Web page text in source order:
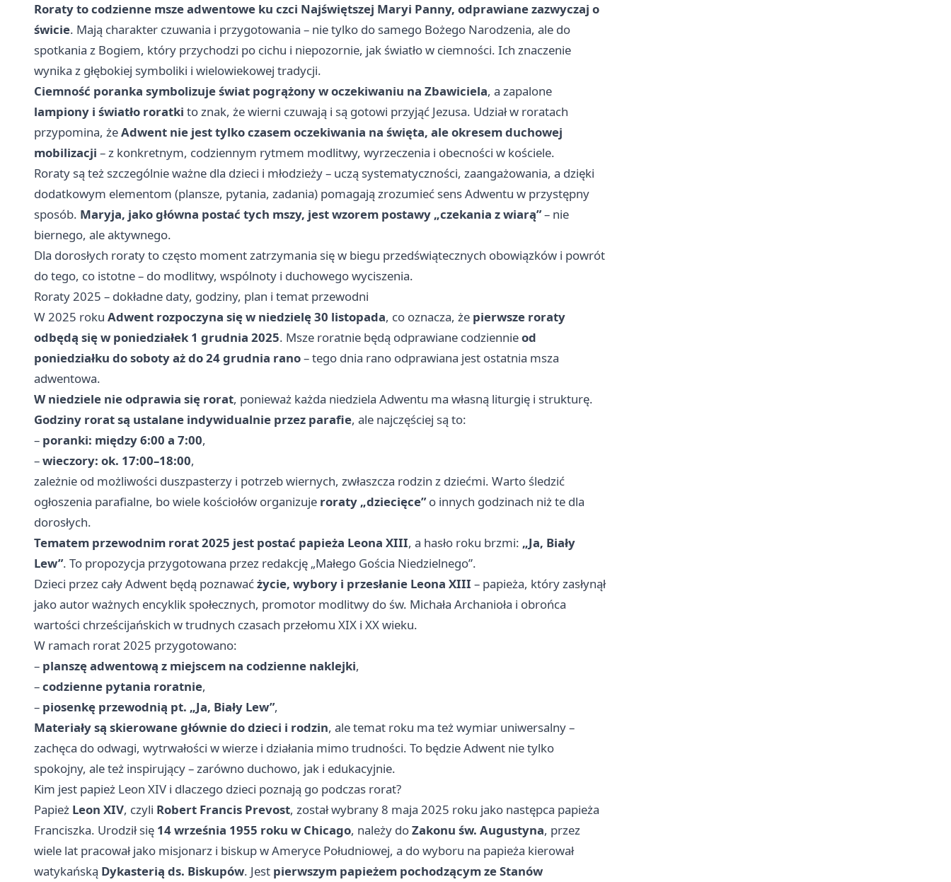
Roraty to codzienne msze adwentowe ku czci Najświętszej Maryi Panny, odprawiane zazwyczaj o
świcie. Mają charakter czuwania i przygotowania – nie tylko do samego Bożego Narodzenia, ale do
spotkania z Bogiem, który przychodzi po cichu i niepozornie, jak światło w ciemności. Ich znaczenie
wynika z głębokiej symboliki i wielowiekowej tradycji.
Ciemność poranka symbolizuje świat pogrążony w oczekiwaniu na Zbawiciela, a zapalone
lampiony i światło roratki to znak, że wierni czuwają i są gotowi przyjąć Jezusa. Udział w roratach
przypomina, żeAdwent nie jest tylko czasem oczekiwania na święta, ale okresem duchowej
mobilizacji – z konkretnym, codziennym rytmem modlitwy, wyrzeczenia i obecności w kościele.
Roraty są też szczególnie ważne dla dzieci i młodzieży – uczą systematyczności, zaangażowania, a dzięki
dodatkowym elementom (plansze, pytania, zadania) pomagają zrozumieć sens Adwentu w przystępny
sposób. Maryja, jako główna postać tych mszy, jest wzorem postawy „czekania z wiarą”– nie
biernego, ale aktywnego.
Dla dorosłych roraty to często moment zatrzymania się w biegu przedświątecznych obowiązków i powrót
do tego, co istotne – do modlitwy, wspólnoty i duchowego wyciszenia.
Roraty 2025 – dokładne daty, godziny, plan i temat przewodni
W 2025 roku Adwent rozpoczyna się w niedzielę 30 listopada, co oznacza, że pierwsze roraty
odbędą się w poniedziałek 1 grudnia 2025. Msze roratnie będą odprawiane codziennieod
poniedziałku do soboty aż do 24 grudnia rano– tego dnia rano odprawiana jest ostatnia msza
adwentowa.
W niedziele nie odprawia się rorat, ponieważ każda niedziela Adwentu ma własną liturgię i strukturę.
Godziny rorat są ustalane indywidualnie przez parafie, ale najczęściej są to:
– poranki: między 6:00 a 7:00,
–wieczory: ok. 17:00–18:00,
zależnie od możliwości duszpasterzy i potrzeb wiernych, zwłaszcza rodzin z dziećmi. Warto śledzić
ogłoszenia parafialne, bo wiele kościołów organizuje roraty „dziecięce”o innych godzinach niż te dla
dorosłych.
Tematem przewodnim rorat 2025 jest postać papieża Leona XIII, a hasło roku brzmi: „Ja, Biały
Lew”. To propozycja przygotowana przez redakcję „Małego Gościa Niedzielnego”.
Dzieci przez cały Adwent będą poznawaćżycie, wybory i przesłanie Leona XIII – papieża, który zasłynął
jako autor ważnych encyklik społecznych, promotor modlitwy do św. Michała Archanioła i obrońca
wartości chrześcijańskich w trudnych czasach przełomu XIX i XX wieku.
W ramach rorat 2025 przygotowano:
– planszę adwentową z miejscem na codzienne naklejki,
–codzienne pytania roratnie,
– piosenkę przewodnią pt. „Ja, Biały Lew”,
Materiały są skierowane głównie do dzieci i rodzin, ale temat roku ma też wymiar uniwersalny –
zachęca do odwagi, wytrwałości w wierze i działania mimo trudności. To będzie Adwent nie tylko
spokojny, ale też inspirujący – zarówno duchowo, jak i edukacyjnie.
Kim jest papież Leon XIV i dlaczego dzieci poznają go podczas rorat?
Papież Leon XIV, czyli Robert Francis Prevost, został wybrany 8 maja 2025 roku jako następca papieża
Franciszka. Urodził się 14 września 1955 roku w Chicago, należy doZakonu św. Augustyna, przez
wiele lat pracował jako misjonarz i biskup w Ameryce Południowej, a do wyboru na papieża kierował
watykańską Dykasterią ds. Biskupów. Jest pierwszym papieżem pochodzącym ze Stanów